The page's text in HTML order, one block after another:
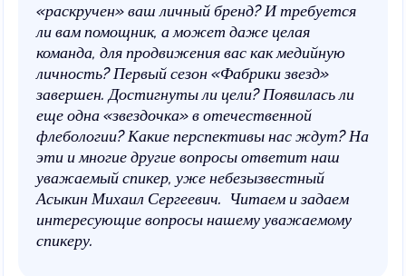
«раскручен» ваш личный бренд? И требуется
ли вам помощник, а может даже целая
команда, для продвижения вас как медийную
личность? Первый сезон «Фабрики звезд»
завершен. Достигнуты ли цели? Появилась ли
еще одна «звездочка» в отечественной
флебологии? Какие перспективы нас ждут? На
эти и многие другие вопросы ответит наш
уважаемый спикер, уже небезызвестный
Асыкин Михаил Сергеевич. Читаем и задаем
интересующие вопросы нашему уважаемому
спикеру.